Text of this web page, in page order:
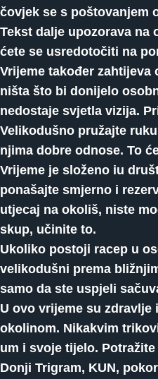
čovjek se s poštovanjem
Tekst dalje upozorava na
ćete se usredotočiti na
Vrijeme također
ništa što bi donijelo
nedostaje svjetla vizija.
Velikodušno pružajte
njima dobre odnose. To
Vrijeme je složeno iu
ponašajte smjerno i
utjecaj na okoliš, niste
skup, učinite to.
Ukoliko postoji racep u
velikodušni prema
samo da ste uspjeli
U ovo vrijeme su
okolinom. Nikakvim
um i svoje tijelo.
Donji Trigram, KUN,